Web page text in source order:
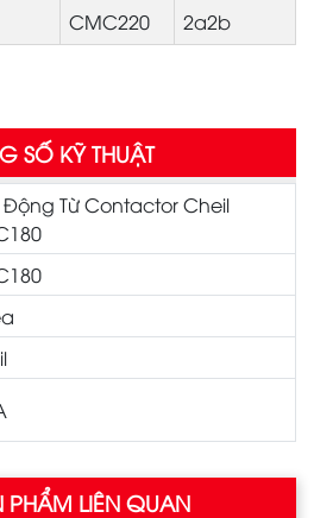
CMC220 2a2b
SỐ KỸ THUẬT
Động Từ Contactor Cheil
LIÊN QUAN